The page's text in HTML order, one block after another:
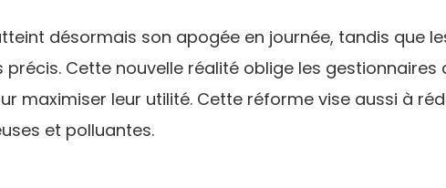
désormais son apogée en journée, tandis que
Cette nouvelle réalité oblige les
maximiser leur utilité. Cette réforme vise aussi à
et polluantes.